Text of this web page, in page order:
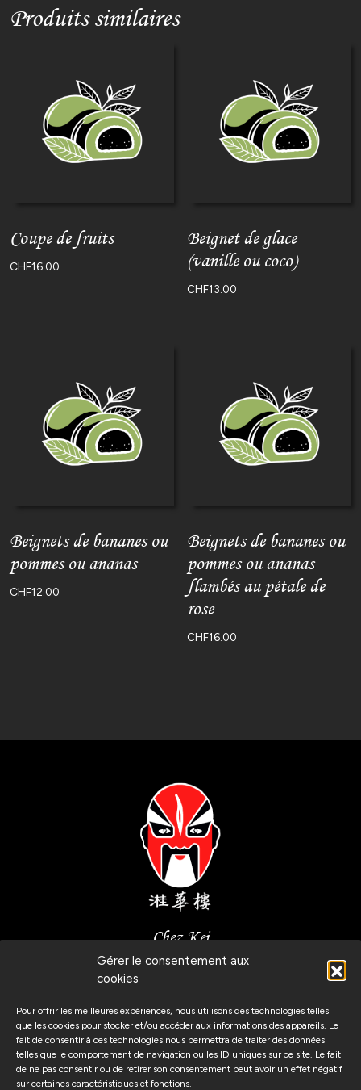
Gérer le consentement aux
cookies
Pour offrir les meilleures expériences, nous utilisons des technologies telles
que les cookies pour stocker et/ou accéder aux informations des appareils. Le
fait de consentir à ces technologies nous permettra de traiter des données
telles que le comportement de navigation ou les ID uniques sur ce site. Le fait
de ne pas consentir ou de retirer son consentement peut avoir un effet négatif
sur certaines caractéristiques et fonctions.
MATCHA)
Produits similaires
Coupe de fruits
CHF16.00
Beignet de glace
(vanille ou coco)
CHF13.00
Beignets de bananes ou
pommes ou ananas
CHF12.00
Beignets de bananes ou
pommes ou ananas
flambés au pétale de
rose
CHF16.00
Chez Kei
Route de Malagnou, 6
1208 Genève, Suisse
(+41) 22 346 47 89